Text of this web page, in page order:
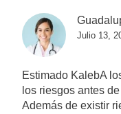
Julio 13,
Estimado KalebA
los riesgos antes
Además de existir